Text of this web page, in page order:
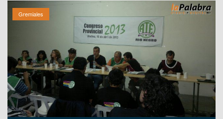
Gremiales